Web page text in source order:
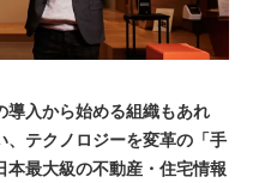
入から始める組織もあれ
テクノロジーを変革の「手
最大級の不動産・住宅情報